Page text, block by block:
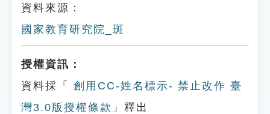
資料來源：
國家教育研究院_斑
授權資訊：
資料採「
創用CC-姓名標示- 禁止改作 臺
灣3.0版授權條款 」釋出